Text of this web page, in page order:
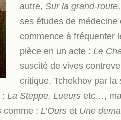
autre, Sur la grand-route
ses études de médecine
commence à fréquenter
pièce en un acte : Le
suscité de vives
critique. Tchekhov par
: La Steppe, Lueurs etc…,
comme : L’Ours et Une